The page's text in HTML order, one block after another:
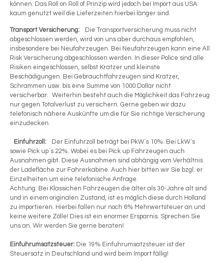
können. Das Roll on Roll of Prinzip wird jedoch bei Import aus USA
kaum genutzt weil die Lieferzeiten hierbei länger sind.
Transport Versicherung: Die Transportversicherung muss nicht
abgeschlossen werden, wird von uns aber durchaus empfohlen,
insbesondere bei Neufahrzeugen. Bei Neufahrzeugen kann eine All
Risk Versicherung abgeschlossen werden. In dieser Police sind alle
Risiken eingeschlossen, selbst Kratzer und kleinste
Beschädigungen. Bei Gebrauchtfahrzeugen sind Kratzer,
Schrammen usw. bis eine Summe von 1000 Dollar nicht
versicherbar. Weiterhin besteht auch die Möglichkeit das Fahrzeug
nur gegen Totalverlust zu versichern. Gerne geben wir dazu
telefonisch nähere Auskünfte um die für Sie richtige Versicherung
einzudecken.
Einfuhrzoll:
Der Einfuhrzoll beträgt bei PkW`s 10%. Bei LkW`s
sowie Pick up`s 22%. Wobei es bei Pick up Fahrzeugen auch
Ausnahmen gibt. Diese Ausnahmen sind abhängig vom Verhältnis
der Ladefläche zur Fahrerkabine. Auch hier bitten wir Sie bzgl. er
Einzelheiten um eine telefonische Anfrage.
Achtung: Bei Klassichen Fahrzeugen die älter als 30-Jahre alt sind
und in einem originalen Zustand, ist es möglich diese durch Holland
zu importieren. Hierbei fallen nur noch 6% Mehrwertsteuer an und
keine weitere Zölle! Dies ist ein enormer Ersparnis. Sprechen Sie
uns an. Wir werden Sie gerne beraten!
Einfuhrumsatzsteuer: Die 19% Einfuhrumsatzsteuer ist der
Steuersatz in Deutschland und wird beim Import fällig!